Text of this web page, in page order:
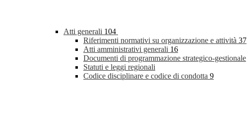
Atti generali 104
Riferimenti normativi su organizzazione e attività 37
Atti amministrativi generali 16
Documenti di programmazione strategico-gestionale
Statuti e leggi regionali
Codice disciplinare e codice di condotta 9